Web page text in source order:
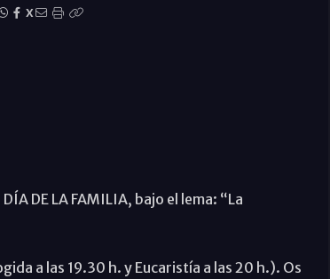
X
DE LA FAMILIA, bajo el lema: “La
a las 19.30 h. y Eucaristía a las 20 h.). Os